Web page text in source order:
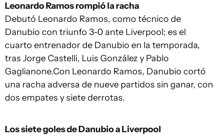
Leonardo Ramos rompió la racha
Debutó Leonardo Ramos, como técnico de
Danubio con triunfo 3-0 ante Liverpool; es el
cuarto entrenador de Danubio en la temporada,
tras Jorge Castelli, Luis González y Pablo
Gaglianone.Con Leonardo Ramos, Danubio cortó
una racha adversa de nueve partidos sin ganar, con
dos empates y siete derrotas.
Los siete goles de Danubio a Liverpool